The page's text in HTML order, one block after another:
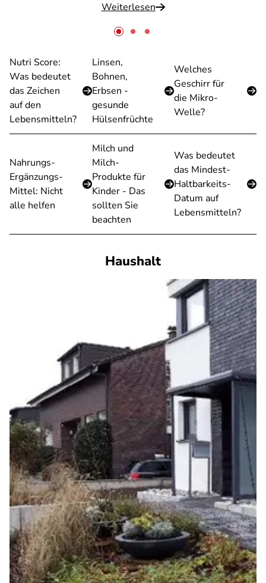
Weiterlesen
Nutri Score:
Was bedeutet
das Zeichen
auf den
Lebensmitteln?
Linsen,
Bohnen,
Erbsen -
gesunde
Hülsenfrüchte
Welches
Geschirr für
die Mikro-
Welle?
Nahrungs-
Ergänzungs-
Mittel: Nicht
alle helfen
Milch und
Milch-
Produkte für
Kinder - Das
sollten Sie
beachten
Was bedeutet
das Mindest-
Haltbarkeits-
Datum auf
Lebensmitteln?
Haushalt